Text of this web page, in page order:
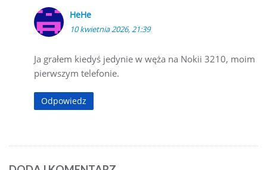
HeHe
10 kwietnia 2026, 21:39
Ja grałem kiedyś jedynie w węża na Nokii 3210, moim
pierwszym telefonie.
Odpowiedz